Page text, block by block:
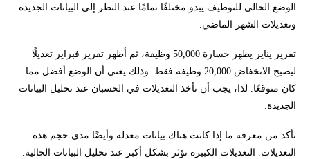
الوضع الحالي للتوظيف يبدو مختلفًا تمامًا عند النظر إلى البيانات الجديدة
وتعديلات الشهر الماضي.
تقرير يناير يظهر خسارة 50,000 وظيفة، ثم أظهر تقرير فبراير تعديلًا
ليصبح الانخفاض 20,000 وظيفة فقط. وذلك يعني أن الوضع أفضل مما
كان متوقعًا. لذا، يجب أن تأخذ التعديلات في الحسبان عند تحليل البيانات
الجديدة.
تأكد من معرفة ما إذا كانت هناك بيانات معدلة وأيضًا مدى حجم هذه
التعديلات. التعديلات الكبيرة تؤثر بشكل أكبر عند تحليل البيانات الحالية.